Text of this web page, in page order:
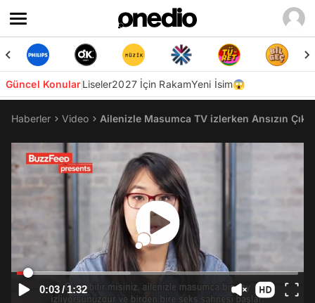
Güncel KonularLiseler2027 İçin RakamYeni İsim😱
Haberler Video Ailenizle Masumca TV izlerken Ansızın
0:03/1:32